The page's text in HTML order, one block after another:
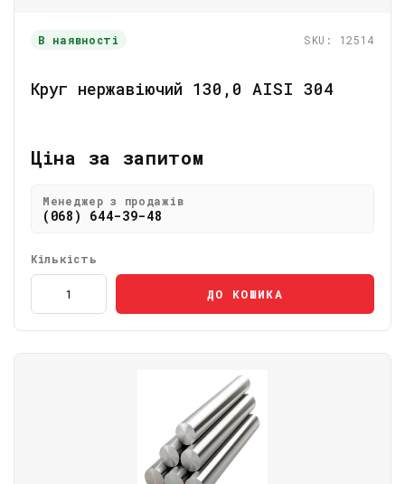
В наявності SKU: 12514
Круг нержавіючий 130,0 AISI 304
Ціна за запитом
Менеджер з продажів
(068) 644-39-48
Кількість
ДО КОШИКА